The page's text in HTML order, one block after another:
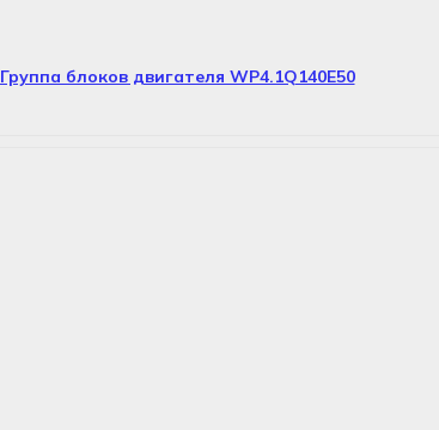
Группа блоков двигателя WP4.1Q140E50